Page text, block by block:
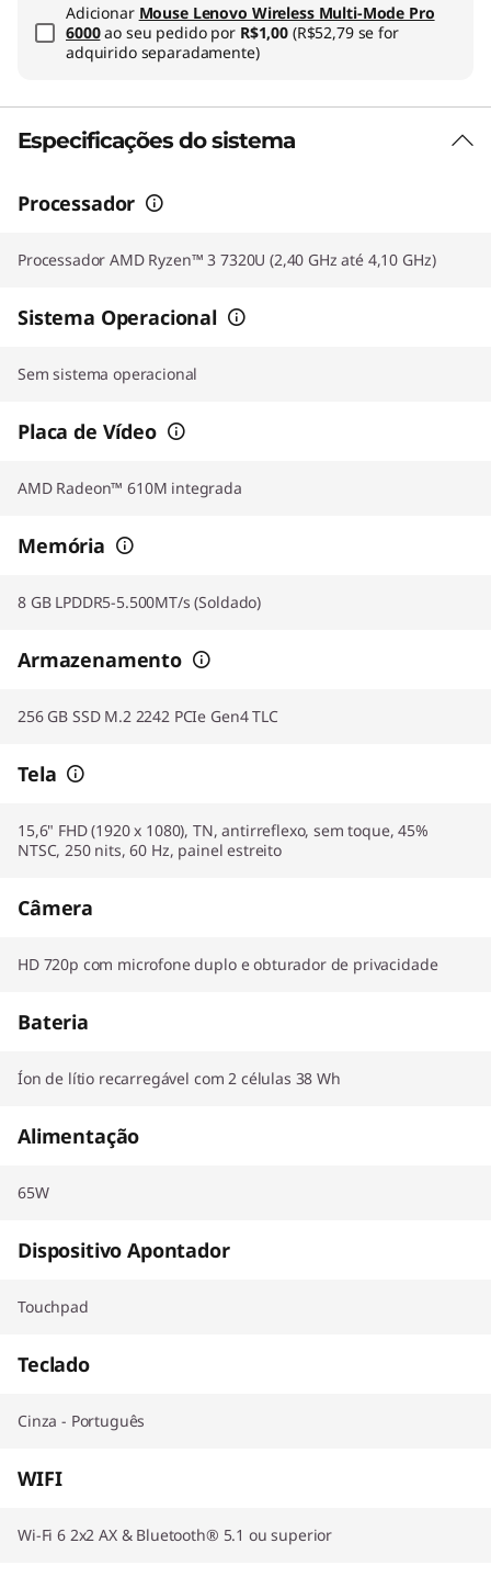
Adicionar Mouse Lenovo Wireless Multi-Mode Pro
6000ao seu pedido por R$1,00 (R$52,79 se for
adquirido separadamente)
Especificações do sistema
Processador
Processador AMD Ryzen™ 3 7320U (2,40 GHz até 4,10 GHz)
Sistema Operacional
Sem sistema operacional
Placa de Vídeo
AMD Radeon™ 610M integrada
Memória
8 GB LPDDR5-5.500MT/s (Soldado)
Armazenamento
256 GB SSD M.2 2242 PCIe Gen4 TLC
Tela
15,6" FHD (1920 x 1080), TN, antirreflexo, sem toque, 45%
NTSC, 250 nits, 60 Hz, painel estreito
Câmera
HD 720p com microfone duplo e obturador de privacidade
Bateria
Íon de lítio recarregável com 2 células 38 Wh
Alimentação
65W
Dispositivo Apontador
Touchpad
Teclado
Cinza - Português
WIFI
Wi-Fi 6 2x2 AX & Bluetooth® 5.1 ou superior